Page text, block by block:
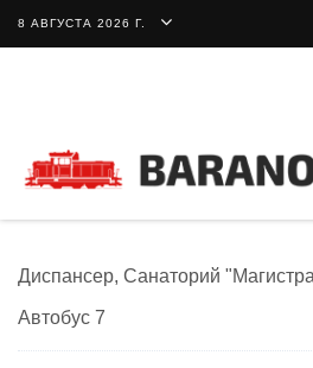
8 АВГУСТА 2026 Г.
Диспансер, Санаторий
Автобус 7